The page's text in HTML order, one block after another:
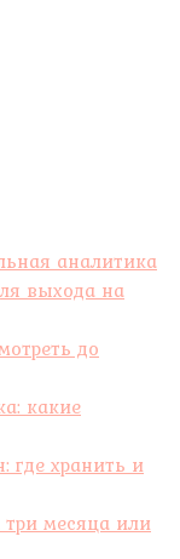
аналитика
выхода на
до
какие
где хранить и
три месяца или